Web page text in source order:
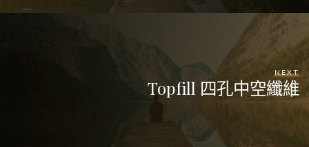
NEXT
Topfill 四孔中空纖維